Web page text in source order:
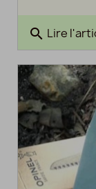
search Lire